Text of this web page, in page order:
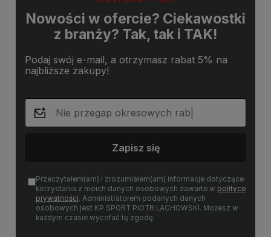
Nowości w ofercie? Ciekawostki
z branży? Tak, tak i TAK!
Podaj swój e-mail, a otrzymasz rabat 5% na
najbliższe zakupy!
Zapisz się
Przeczytałem(am) i zrozumiałem(am) informacje dotyczące
korzystania z moich danych osobowych zawarte w polityce
prywatności. Administratorem podanych danych
osobowych jest KP SPORT PIOTR LACHOWSKI. Możesz w
każdym czasie wycofać tę zgodę.